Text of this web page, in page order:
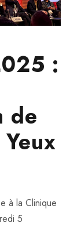
:
de
à la Clinique
5